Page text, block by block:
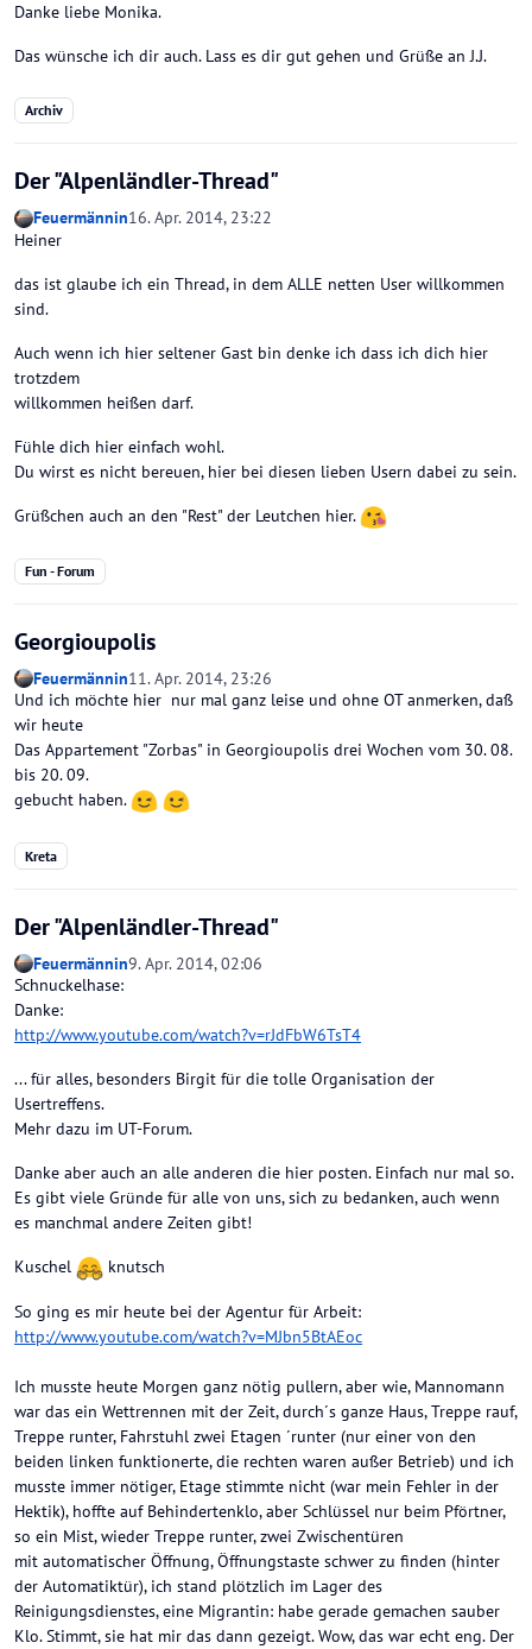
Danke liebe Monika.
Das wünsche ich dir auch. Lass es dir gut gehen und Grüße an J.J.
Archiv
Der "Alpenländler-Thread"
Feuermännin16. Apr. 2014, 23:22
Heiner
das ist glaube ich ein Thread, in dem ALLE netten User willkommen
sind.
Auch wenn ich hier seltener Gast bin denke ich dass ich dich hier
trotzdem
willkommen heißen darf.
Fühle dich hier einfach wohl.
Du wirst es nicht bereuen, hier bei diesen lieben Usern dabei zu sein.
Grüßchen auch an den "Rest" der Leutchen hier.
Fun - Forum
Georgioupolis
Feuermännin11. Apr. 2014, 23:26
Und ich möchte hier nur mal ganz leise und ohne OT anmerken, daß
wir heute
Das Appartement "Zorbas" in Georgioupolis drei Wochen vom 30. 08.
bis 20. 09.
gebucht haben.
Kreta
Der "Alpenländler-Thread"
Feuermännin9. Apr. 2014, 02:06
Schnuckelhase:
Danke:
http://www.youtube.com/watch?v=rJdFbW6TsT4
... für alles, besonders Birgit für die tolle Organisation der
Usertreffens.
Mehr dazu im UT-Forum.
Danke aber auch an alle anderen die hier posten. Einfach nur mal so.
Es gibt viele Gründe für alle von uns, sich zu bedanken, auch wenn
es manchmal andere Zeiten gibt!
Kuschel knutsch
So ging es mir heute bei der Agentur für Arbeit:
http://www.youtube.com/watch?v=MJbn5BtAEoc
Ich musste heute Morgen ganz nötig pullern, aber wie, Mannomann
war das ein Wettrennen mit der Zeit, durch´s ganze Haus, Treppe rauf,
Treppe runter, Fahrstuhl zwei Etagen ´runter (nur einer von den
beiden linken funktionerte, die rechten waren außer Betrieb) und ich
musste immer nötiger, Etage stimmte nicht (war mein Fehler in der
Hektik), hoffte auf Behindertenklo, aber Schlüssel nur beim Pförtner,
so ein Mist, wieder Treppe runter, zwei Zwischentüren
mit automatischer Öffnung, Öffnungstaste schwer zu finden (hinter
der Automatiktür), ich stand plötzlich im Lager des
Reinigungsdienstes, eine Migrantin: habe gerade gemachen sauber
Klo. Stimmt, sie hat mir das dann gezeigt. Wow, das war echt eng. Der